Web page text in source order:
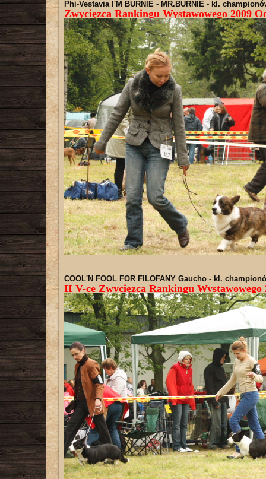
Phi-Vestavia I'M BURNIE - MR.BURNIE - kl.
Zwycięzca Rankingu Wystawowego 2009
COOL'N FOOL FOR FILOFANY Gaucho- kl.
II V-ce Zwycięzca Rankingu Wystawowego